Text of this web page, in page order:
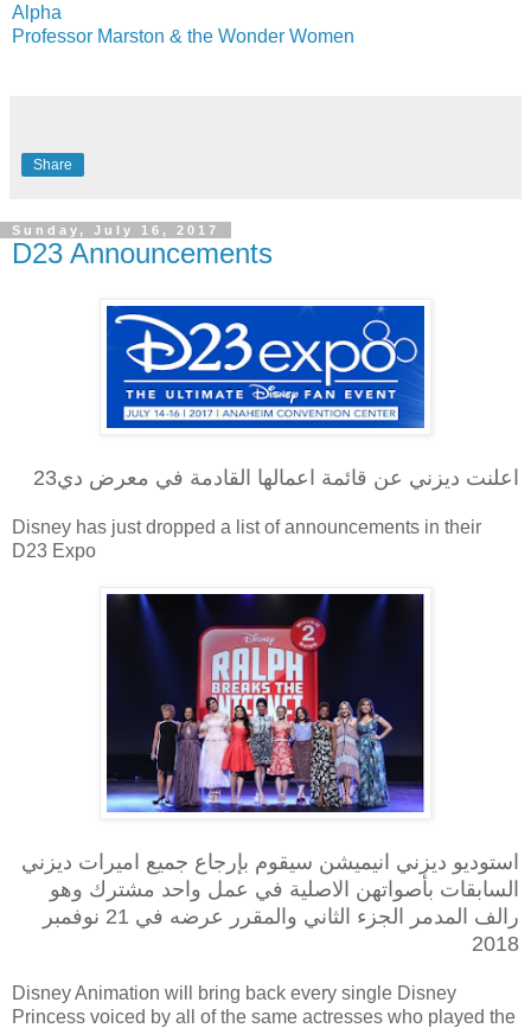
Alpha
Professor Marston & the Wonder Women
Share
Sunday, July 16, 2017
D23 Announcements
اعلنت ديزني عن قائمة اعمالها القادمة في معرض دي23
Disney has just dropped a list of announcements in their
D23 Expo
استوديو ديزني انيميشن سيقوم بإرجاع جميع اميرات ديزني
السابقات بأصواتهن الاصلية في عمل واحد مشترك وهو
رالف المدمر الجزء الثاني والمقرر عرضه في 21 نوفمبر
2018
Disney Animation will bring back every single Disney
Princess voiced by all of the same actresses who played the